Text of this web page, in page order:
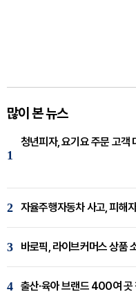
많이 본 뉴스
1
청년피자, 요기요 주문 고객
2 자율주행자동차 사고, 피해
3 바로픽, 라이브커머스 상품
4 출산·육아 브랜드 400여 곳